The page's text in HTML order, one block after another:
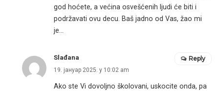
god hoćete, a većina osvešćenih ljudi će biti i
podržavati ovu decu. Baš jadno od Vas, žao mi
je…
Slađana
19. јануар 2025. у 10:02 am
Ako ste Vi dovoljno školovani, uskocite onda, pa
Reply